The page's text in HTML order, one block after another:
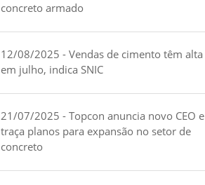
concreto armado
12/08/2025 - Vendas de cimento têm alta
em julho, indica SNIC
21/07/2025 - Topcon anuncia novo CEO e
traça planos para expansão no setor de
concreto